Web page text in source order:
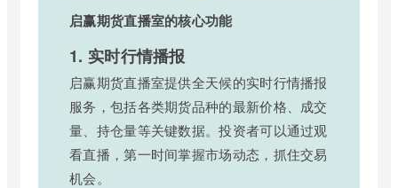
启赢期货直播室的核心功能
1. 实时行情播报
启赢期货直播室提供全天候的实时行情播报
服务，包括各类期货品种的最新价格、成交
量、持仓量等关键数据。投资者可以通过观
看直播，第一时间掌握市场动态，抓住交易
机会。